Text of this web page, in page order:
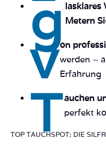
g lasklares
Metern
v on
werden –
Erfahrung
T auchen
perfekt
TOP TAUCHSPOT: DIE